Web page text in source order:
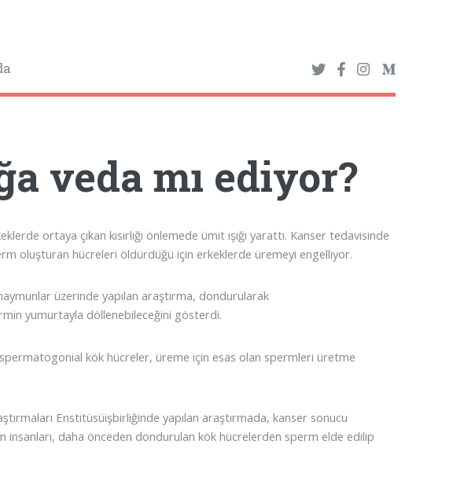
veda mı ediyor?
ortaya çıkan kısırlığı önlemede ümit ışığı yarattı. Kanser tedavisinde
oluşturan hücreleri öldürdüğü için erkeklerde üremeyi engelliyor.
üzerinde yapılan araştırma, dondurularak
yumurtayla döllenebileceğini gösterdi.
kök hücreler, üreme için esas olan spermleri üretme
Enstitüsüişbirliğinde yapılan araştırmada, kanser sonucu
insanları, daha önceden dondurulan kök hücrelerden sperm elde edilip